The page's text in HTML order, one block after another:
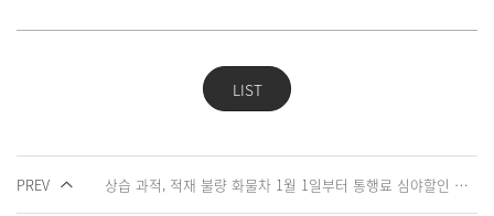
LIST
PREV 상습 과적, 적재 불량 화물차 1월 1일부터 통행료 심야할인 제외!